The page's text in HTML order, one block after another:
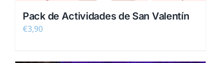
Pack de Actividades de San Valentín
€3,90